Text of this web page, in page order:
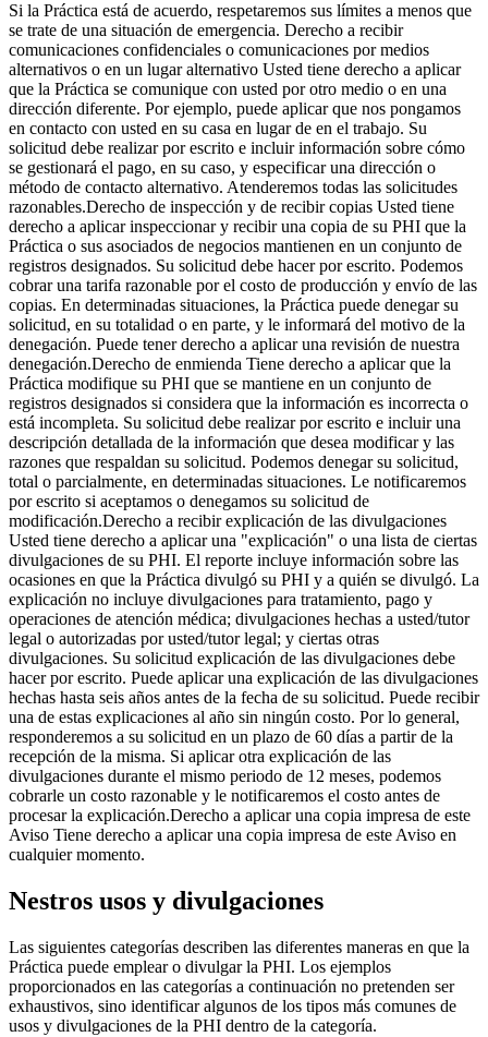
Si la Práctica está de acuerdo, respetaremos sus límites a menos que
se trate de una situación de emergencia. Derecho a recibir
comunicaciones confidenciales o comunicaciones por medios
alternativos o en un lugar alternativo Usted tiene derecho a aplicar
que la Práctica se comunique con usted por otro medio o en una
dirección diferente. Por ejemplo, puede aplicar que nos pongamos
en contacto con usted en su casa en lugar de en el trabajo. Su
solicitud debe realizar por escrito e incluir información sobre cómo
se gestionará el pago, en su caso, y especificar una dirección o
método de contacto alternativo. Atenderemos todas las solicitudes
razonables.Derecho de inspección y de recibir copias Usted tiene
derecho a aplicar inspeccionar y recibir una copia de su PHI que la
Práctica o sus asociados de negocios mantienen en un conjunto de
registros designados. Su solicitud debe hacer por escrito. Podemos
cobrar una tarifa razonable por el costo de producción y envío de las
copias. En determinadas situaciones, la Práctica puede denegar su
solicitud, en su totalidad o en parte, y le informará del motivo de la
denegación. Puede tener derecho a aplicar una revisión de nuestra
denegación.Derecho de enmienda Tiene derecho a aplicar que la
Práctica modifique su PHI que se mantiene en un conjunto de
registros designados si considera que la información es incorrecta o
está incompleta. Su solicitud debe realizar por escrito e incluir una
descripción detallada de la información que desea modificar y las
razones que respaldan su solicitud. Podemos denegar su solicitud,
total o parcialmente, en determinadas situaciones. Le notificaremos
por escrito si aceptamos o denegamos su solicitud de
modificación.Derecho a recibir explicación de las divulgaciones
Usted tiene derecho a aplicar una "explicación" o una lista de ciertas
divulgaciones de su PHI. El reporte incluye información sobre las
ocasiones en que la Práctica divulgó su PHI y a quién se divulgó. La
explicación no incluye divulgaciones para tratamiento, pago y
operaciones de atención médica; divulgaciones hechas a usted/tutor
legal o autorizadas por usted/tutor legal; y ciertas otras
divulgaciones. Su solicitud explicación de las divulgaciones debe
hacer por escrito. Puede aplicar una explicación de las divulgaciones
hechas hasta seis años antes de la fecha de su solicitud. Puede recibir
una de estas explicaciones al año sin ningún costo. Por lo general,
responderemos a su solicitud en un plazo de 60 días a partir de la
recepción de la misma. Si aplicar otra explicación de las
divulgaciones durante el mismo periodo de 12 meses, podemos
cobrarle un costo razonable y le notificaremos el costo antes de
procesar la explicación.Derecho a aplicar una copia impresa de este
Aviso Tiene derecho a aplicar una copia impresa de este Aviso en
cualquier momento.
Nestros usos y divulgaciones
Las siguientes categorías describen las diferentes maneras en que la
Práctica puede emplear o divulgar la PHI. Los ejemplos
proporcionados en las categorías a continuación no pretenden ser
exhaustivos, sino identificar algunos de los tipos más comunes de
usos y divulgaciones de la PHI dentro de la categoría.